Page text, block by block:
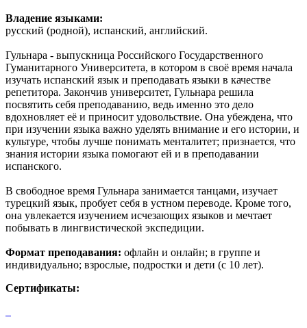
Владение языками:
русский (родной), испанский, английский.
Гульнара - выпускница Российского Государственного
Гуманитарного Университета, в котором в своё время начала
изучать испанский язык и преподавать языки в качестве
репетитора. Закончив университет, Гульнара решила
посвятить себя преподаванию, ведь именно это дело
вдохновляет её и приносит удовольствие. Она убеждена, что
при изучении языка важно уделять внимание и его истории, и
культуре, чтобы лучше понимать менталитет; признается, что
знания истории языка помогают ей и в преподавании
испанского.
В свободное время Гульнара занимается танцами, изучает
турецкий язык, пробует себя в устном переводе. Кроме того,
она увлекается изучением исчезающих языков и мечтает
побывать в лингвистической экспедиции.
Формат преподавания: офлайн и онлайн; в группе и
индивидуально; взрослые, подростки и дети (с 10 лет).
Сертификаты: